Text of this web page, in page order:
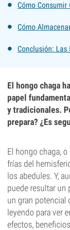
Cómo Consumir
Cómo
Conclusión: Las
El hongo chaga
papel
y tradicionales.
prepara? ¿Es
El hongo chaga,
frías del
los abedules. Y,
puede resultar un
un gran potencial
leyendo para ver
efectos,